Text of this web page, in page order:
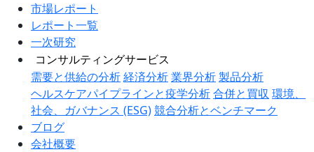
市場レポート
レポート一覧
一次研究
コンサルティングサービス
需要と供給の分析経済分析業界分析製品分析
ヘルスケアパイプラインと疫学分析合併と買収 環境、
社会、ガバナンス (ESG)競合分析とベンチマーク
ブログ
会社概要